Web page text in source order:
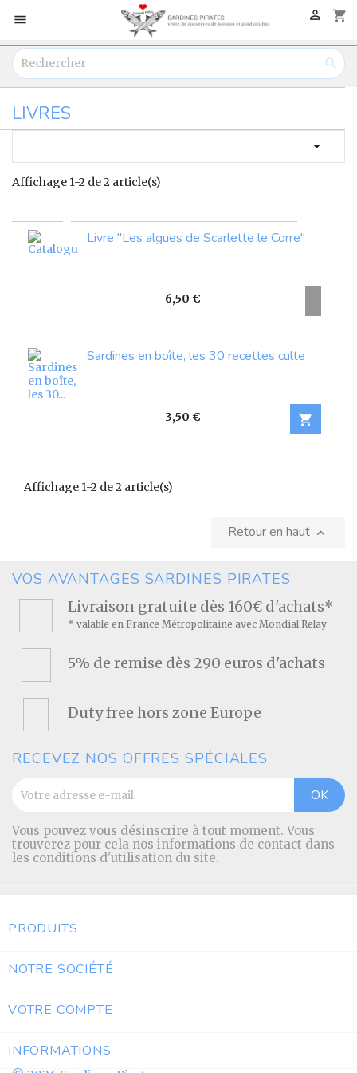
 shopping_cart


LIVRES

Affichage 1-2 de 2 article(s)
Livre "Les algues de Scarlette le Corre"
Prix
6,50 €
Sardines en boîte, les 30 recettes culte
Prix
3,50 € 
Affichage 1-2 de 2 article(s)
Retour en haut 
VOS AVANTAGES SARDINES PIRATES
Livraison gratuite dès 160€ d'achats*
* valable en France Métropolitaine avec Mondial Relay
5% de remise dès 290 euros d'achats
Duty free hors zone Europe
RECEVEZ NOS OFFRES SPÉCIALES
Vous pouvez vous désinscrire à tout moment. Vous
trouverez pour cela nos informations de contact dans
les conditions d'utilisation du site.
PRODUITS
NOTRE SOCIÉTÉ
VOTRE COMPTE
INFORMATIONS